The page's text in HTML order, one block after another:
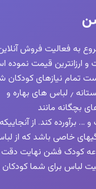
فشن از سال ۱۳۹۸ شروع به فعالیت فروش
ارزانترین قیمت نموده
تمام نیازهای کودکان
اعم از لباس های پاییزه و زمستانه ٫ لباس های بهاره و
های بچگانه مانند
و … برآورده کند. از آنجاییکه
خاصی باشد که از
کودک فشن نهایت
لباس برای شما کودکان